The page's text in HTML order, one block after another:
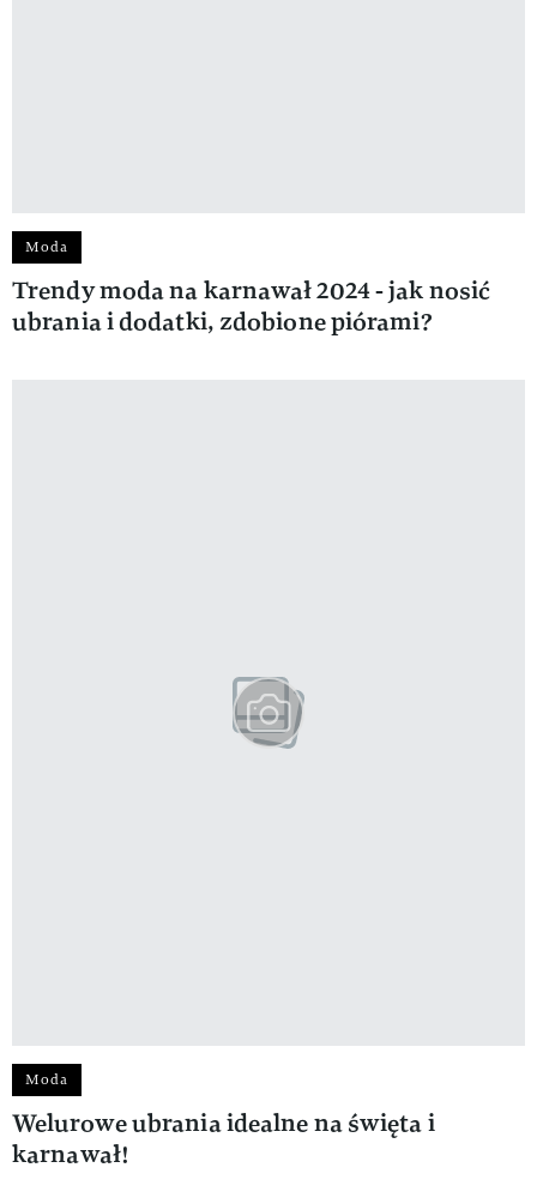
Moda
Trendy moda na karnawał 2024 - jak nosić
ubrania i dodatki, zdobione piórami?
Moda
Welurowe ubrania idealne na święta i
karnawał!